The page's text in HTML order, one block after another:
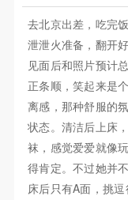
去北京出差，吃完
泄泄火准备，翻开
见面后和照片预计
正条顺，笑起来是
离感，那种舒服的
状态。清洁后上床
袜，感觉爱爱就像
得肯定。不过她并
床后只有A面，挑